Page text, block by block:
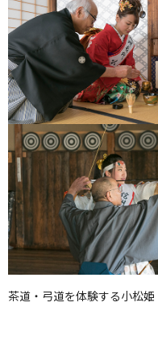
茶道・弓道を体験する小松姫